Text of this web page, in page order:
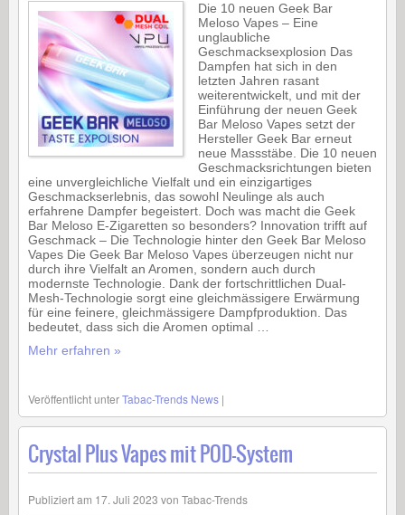
Die 10 neuen Geek Bar
Meloso Vapes – Eine
unglaubliche
Geschmacksexplosion Das
Dampfen hat sich in den
letzten Jahren rasant
weiterentwickelt, und mit der
Einführung der neuen Geek
Bar Meloso Vapes setzt der
Hersteller Geek Bar erneut
neue Massstäbe. Die 10 neuen
Geschmacksrichtungen bieten
eine unvergleichliche Vielfalt und ein einzigartiges
Geschmackserlebnis, das sowohl Neulinge als auch
erfahrene Dampfer begeistert. Doch was macht die Geek
Bar Meloso E-Zigaretten so besonders? Innovation trifft auf
Geschmack – Die Technologie hinter den Geek Bar Meloso
Vapes Die Geek Bar Meloso Vapes überzeugen nicht nur
durch ihre Vielfalt an Aromen, sondern auch durch
modernste Technologie. Dank der fortschrittlichen Dual-
Mesh-Technologie sorgt eine gleichmässigere Erwärmung
für eine feinere, gleichmässigere Dampfproduktion. Das
bedeutet, dass sich die Aromen optimal …
Mehr erfahren »
Veröffentlicht unterTabac-Trends News |
Crystal Plus Vapes mit POD-System
Publiziert am 17. Juli 2023 von Tabac-Trends